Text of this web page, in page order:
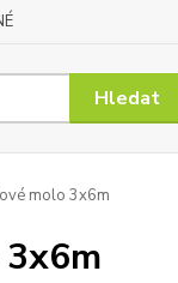
Hledat
molo 3x6m